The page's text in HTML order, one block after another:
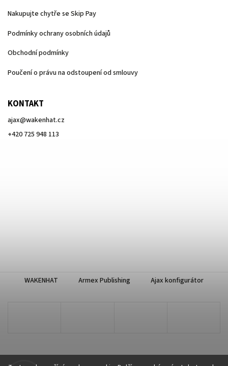
Nakupujte chytře se Skip Pay
Podmínky ochrany osobních údajů
Obchodní podmínky
Poučení o právu na odstoupení od smlouvy
KONTAKT
ajax@wakenhat.cz
+420 725 948 113
WAKENHAT Armex Publishing Ajax konfigurátor